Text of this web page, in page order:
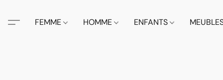
FEMME HOMME ENFANTS